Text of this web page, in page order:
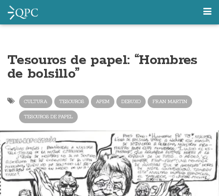
Tesouros de papel: “Hombres
de bolsillo”
CULTURA TESOUROS APEM DEBUXO FRAN MARTIN
TESOUROS DE PAPEL